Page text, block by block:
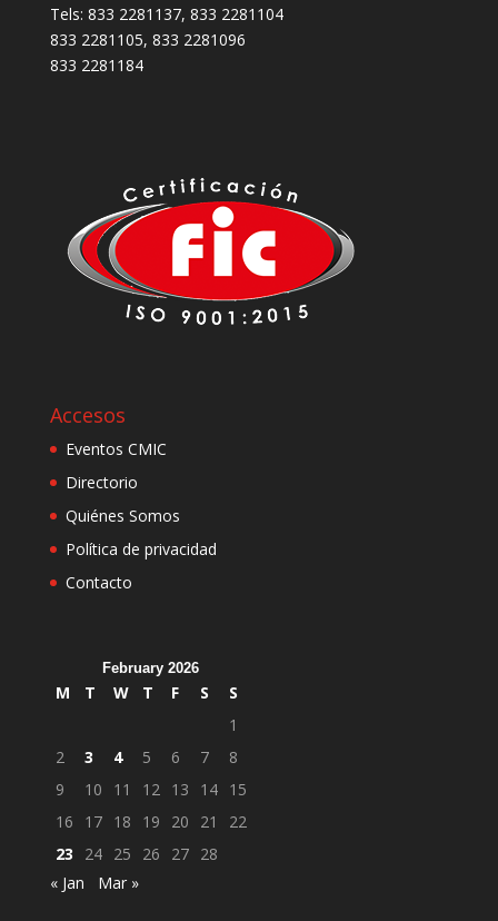
Tels: 833 2281137, 833 2281104
833 2281105, 833 2281096
833 2281184
Accesos
Eventos CMIC
Directorio
Quiénes Somos
Política de privacidad
Contacto
February 2026
M T W T F S
S
1
2
3 4 5 6 7
8
9
10 11 12 13 14 15
16
17 18 19 20 21
22
23
24 25 26 27 28
« Jan
Mar »